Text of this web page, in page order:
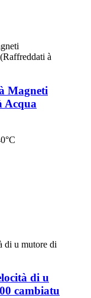
Magneti
Acqua
di u
cambiatu